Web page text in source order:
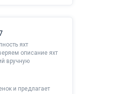
яхт
описание яхт
вручную
и предлагает